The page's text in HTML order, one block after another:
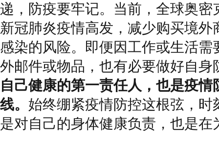
递，防疫要牢记。当前，全球奥密
新冠肺炎疫情高发，减少购买境外
感染的风险。即便因工作或生活需
外邮件或物品，也有必要做好自身
自己健康的第一责任人，也是疫情
线。 始终绷紧疫情防控这根弦，时
是对自己的身体健康负责，也是在